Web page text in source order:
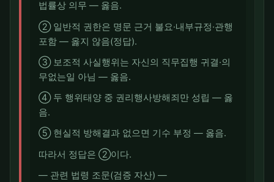
법률상 의무 — 옳음.
② 일반적 권한은 명문 근거 불요·내부규정·관행
포함 — 옳지 않음(정답).
③ 보조적 사실행위는 자신의 직무집행 귀결·의
무없는일 아님 — 옳음.
④ 두 행위태양 중 권리행사방해죄만 성립 — 옳
음.
⑤ 현실적 방해결과 없으면 기수 부정 — 옳음.
따라서 정답은 ②이다.
― 관련 법령 조문(검증 자산) ―